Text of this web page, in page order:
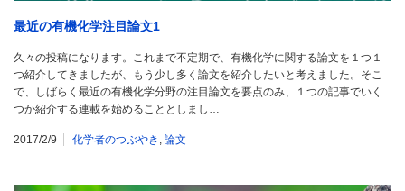
最近の有機化学注目論文1
久々の投稿になります。これまで不定期で、有機化学に関する論文を１つ１
つ紹介してきましたが、もう少し多く論文を紹介したいと考えました。そこ
で、しばらく最近の有機化学分野の注目論文を要点のみ、１つの記事でいく
つか紹介する連載を始めることとしまし…
2017/2/9 化学者のつぶやき , 論文